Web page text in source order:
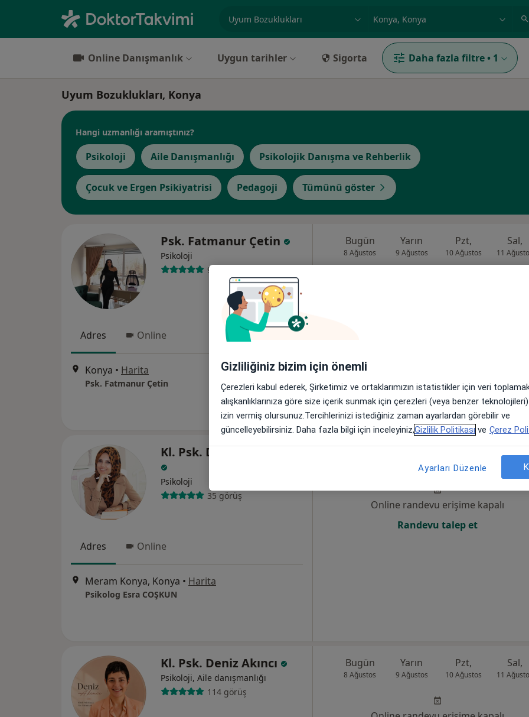
Online Danışmanlık Uygun tarihler Sigorta Daha fazla filtre • 1
Uyum Bozuklukları, Konya
Hangi uzmanlığı aramıştınız?
Psikoloji Aile Danışmanlığı Psikolojik Danışma ve Rehberlik
Çocuk ve Ergen Psikiyatrisi Pedagoji Tümünü göster
Psk. Fatmanur Çetin
Psikoloji
90 görüş
Adres Online
Konya • Harita
Psk. Fatmanur Çetin
Bugün
8 Ağustos
Yarın
9 Ağustos
Pzt,
10 Ağustos
Sal,
11
Kl. Psk. Dr. Esra Coşkun
Psikoloji
35 görüş
Adres Online
Meram Konya, Konya • Harita
Psikolog Esra COŞKUN
9 Ağustos 10 Ağustos 11
Online randevu erişime kapalı
Randevu talep et
Kl. Psk. Deniz Akıncı
Psikoloji, Aile danışmanlığı
114 görüş
Bugün
8 Ağustos
Yarın
9 Ağustos
Pzt,
10 Ağustos
Sal,
11
Gizliliğiniz bizim için önemli
Çerezleri kabul ederek, Şirketimiz ve ortaklarımızın istatistikler için veri
alışkanlıklarınıza göre size içerik sunmak için çerezleri (veya benzer
izin vermiş olursunuz.Tercihlerinizi istediğiniz zaman ayarlardan görebilir ve
güncelleyebilirsiniz. Daha fazla bilgi için inceleyiniz,Gizlilik Politikası ve Çerez
Ayarları Düzenle